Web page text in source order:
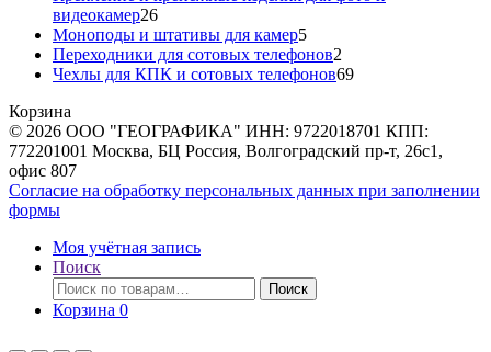
видеокамер2626
товаров
Моноподы и штативы для камер55
товаров
Переходники для сотовых телефонов2
товара
Чехлы для КПК и сотовых телефонов6969
Корзина
© 2026 ООО "ГЕОГРАФИКА" ИНН: 9722018701 КПП:
772201001 Москва, БЦ Россия, Волгоградский пр-т, 26с1,
офис 807
Согласие на обработку персональных данных при заполнении
формы
Моя учётная запись
Поиск
Искать:
Поиск
Корзина 0